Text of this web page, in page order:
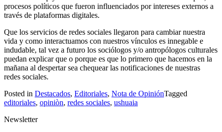
procesos políticos que fueron influenciados por intereses externos a
través de plataformas digitales.
Que los servicios de redes sociales llegaron para cambiar nuestra
vida y como interactuamos con nuestros vínculos es innegable e
indudable, tal vez a futuro los sociólogos y/o antropólogos culturales
puedan explicar que o porque es que lo primero que hacemos en la
mañana al despertar sea chequear las notificaciones de nuestras
redes sociales.
Posted in Destacados, Editoriales, Nota de OpiniónTagged
editoriales, opiniòn, redes sociales, ushuaia
Newsletter